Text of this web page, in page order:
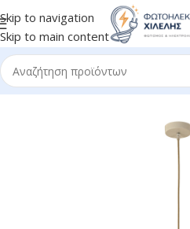
Skip to navigation
Skip to main content